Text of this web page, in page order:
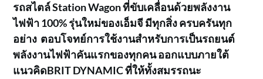
รถสไตล์Station Wagon ที่ขับเคลื่อนด้วยพลังงาน
ไฟฟ้า 100% รุ่นใหม่ของเอ็มจี มีทุกสิ่ง ครบครันทุก
อย่าง ตอบโจทย์การใช้งานสำหรับการเป็นรถยนต์
พลังงานไฟฟ้าคันแรกของทุกคน ออกแบบภายใต้
แนวคิดBRIT DYNAMIC ที่ให้ทั้งสมรรถนะ